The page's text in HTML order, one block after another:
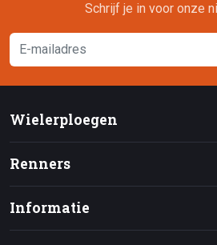
Schrijf je in voor onze
Wielerploegen
Renners
Informatie